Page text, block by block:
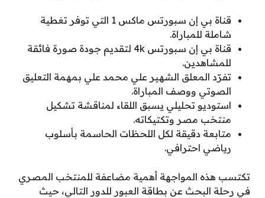
قناة بي إن سبورتس ماكس 1 التي توفر تغطية
شاملة للمباراة.
قناة بي إن سبورتس 4k لتقديم جودة صورة فائقة
للمشاهدين.
تفرّد المعلق الشهير علي محمد علي بمهمة التعليق
الصوتي ووصف المباراة.
استوديو تحليلي يسبق اللقاء لمناقشة تشكيل
منتخب مصر وتكتيكاته.
متابعة دقيقة لكل اللحظات الحاسمة بأسلوب
رياضي احترافي.
تكتسب هذه المواجهة أهمية مضاعفة للمنتخب المصري
في رحلة البحث عن بطاقة العبور للدور التالي، حيث